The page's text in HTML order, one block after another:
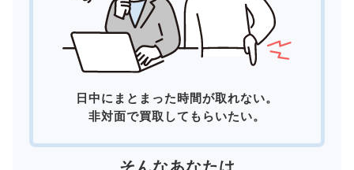
日中にまとまった時間が取れない。
非対面で買取してもらいたい。